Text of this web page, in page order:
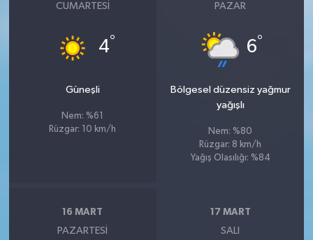
CUMARTESI
4°
Güneşli
Nem: %61
Rüzgar: 10 km/h
PAZAR
6°
Bölgesel düzensiz yağmur
yağışlı
Nem: %80
Rüzgar: 8 km/h
Yağış Olasılığı: %84
16 MART
PAZARTESI
17 MART
SALI